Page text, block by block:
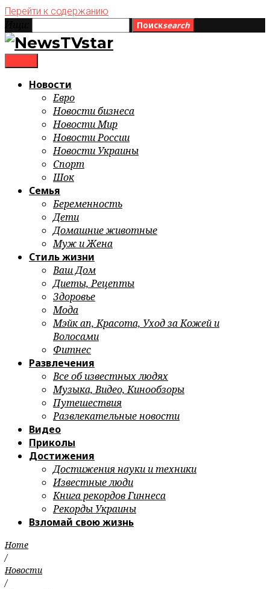
Перейти к содержанию
Поискsearch
Новости
Евро
Новости бизнеса
Новости Мир
Новости России
Новости Украины
Спорт
Шок
Семья
Беременность
Дети
Домашние животные
Муж и Жена
Стиль жизни
Ваш Дом
Диеты, Рецепты
Здоровье
Мода
Мэйк ап, Красота, Уход за Кожей и
Волосами
Фитнес
Развлечения
Все об известных людях
Музыка, Видео, Кинообзоры
Путешествия
Развлекательные новости
Видео
Приколы
Достижения
Достижения науки и техники
Известные люди
Книга рекордов Гиннеса
Рекорды Украины
Взломай свою жизнь
Home
/
Новости
/